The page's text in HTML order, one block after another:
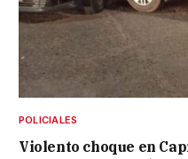
POLICIALES
Violento choque en